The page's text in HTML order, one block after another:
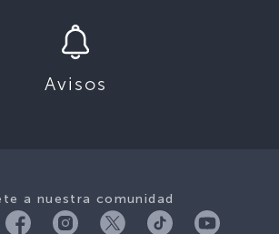
Avisos
a nuestra comunidad